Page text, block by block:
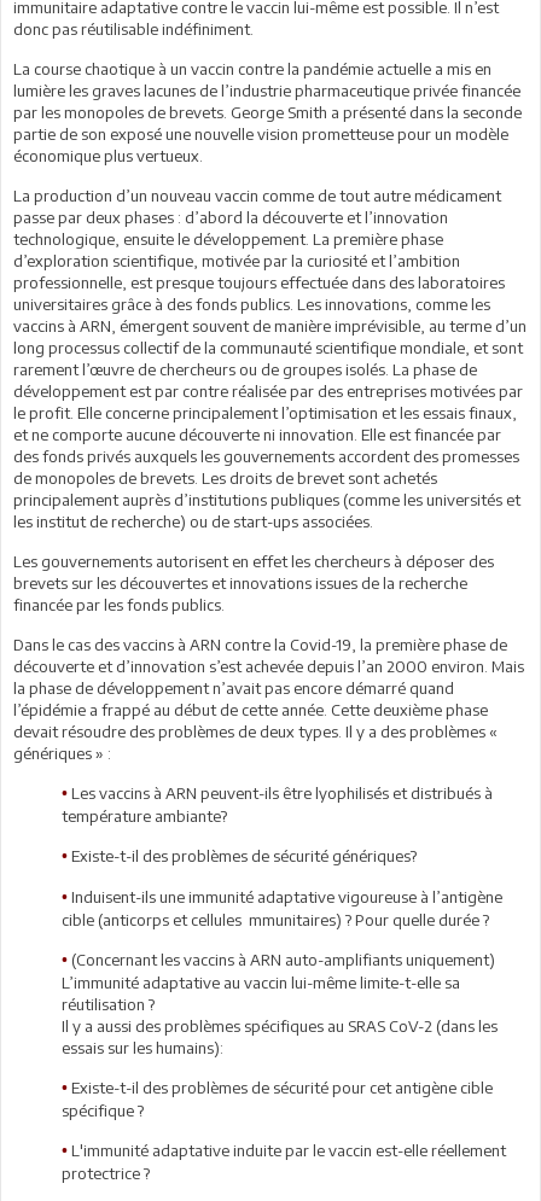
immunitaire adaptative contre le vaccin lui-même est possible. Il n’est
donc pas réutilisable indéfiniment.
La course chaotique à un vaccin contre la pandémie actuelle a mis en
lumière les graves lacunes de l’industrie pharmaceutique privée financée
par les monopoles de brevets. George Smith a présenté dans la seconde
partie de son exposé une nouvelle vision prometteuse pour un modèle
économique plus vertueux.
La production d’un nouveau vaccin comme de tout autre médicament
passe par deux phases : d’abord la découverte et l’innovation
technologique, ensuite le développement. La première phase
d’exploration scientifique, motivée par la curiosité et l’ambition
professionnelle, est presque toujours effectuée dans des laboratoires
universitaires grâce à des fonds publics. Les innovations, comme les
vaccins à ARN, émergent souvent de manière imprévisible, au terme d’un
long processus collectif de la communauté scientifique mondiale, et sont
rarement l’œuvre de chercheurs ou de groupes isolés. La phase de
développement est par contre réalisée par des entreprises motivées par
le profit. Elle concerne principalement l’optimisation et les essais finaux,
et ne comporte aucune découverte ni innovation. Elle est financée par
des fonds privés auxquels les gouvernements accordent des promesses
de monopoles de brevets. Les droits de brevet sont achetés
principalement auprès d’institutions publiques (comme les universités et
les institut de recherche) ou de start-ups associées.
Les gouvernements autorisent en effet les chercheurs à déposer des
brevets sur les découvertes et innovations issues de la recherche
financée par les fonds publics.
Dans le cas des vaccins à ARN contre la Covid-19, la première phase de
découverte et d’innovation s’est achevée depuis l’an 2000 environ. Mais
la phase de développement n’avait pas encore démarré quand
l’épidémie a frappé au début de cette année. Cette deuxième phase
devait résoudre des problèmes de deux types. Il y a des problèmes «
génériques » :
• Les vaccins à ARN peuvent-ils être lyophilisés et distribués à
température ambiante?
• Existe-t-il des problèmes de sécurité génériques?
• Induisent-ils une immunité adaptative vigoureuse à l’antigène
cible (anticorps et cellules mmunitaires) ? Pour quelle durée ?
• (Concernant les vaccins à ARN auto-amplifiants uniquement)
L’immunité adaptative au vaccin lui-même limite-t-elle sa
réutilisation ?
Il y a aussi des problèmes spécifiques au SRAS CoV-2 (dans les
essais sur les humains):
• Existe-t-il des problèmes de sécurité pour cet antigène cible
spécifique ?
• L'immunité adaptative induite par le vaccin est-elle réellement
protectrice ?